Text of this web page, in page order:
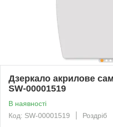
Дзеркало акрилове
SW-00001519
В наявності
Код: SW-00001519
Роздріб